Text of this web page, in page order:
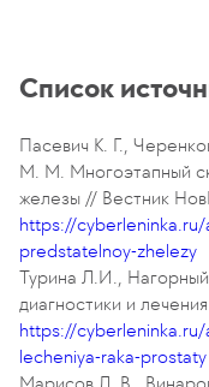
Список
Пасевич К. Г.,
М. М. Многоэтапный
железы // Вестник
https://
predstatelnoy-zhelezy
Турина Л.И.,
диагностики и
https://
lecheniya-raka-prostaty